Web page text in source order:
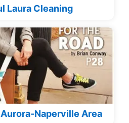
Laura Cleaning
Aurora-Naperville Area